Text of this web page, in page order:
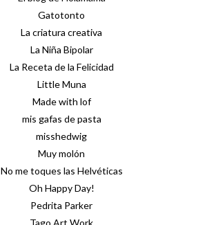
Gatotonto
La criatura creativa
La Niña Bipolar
La Receta de la Felicidad
Little Muna
Made with lof
mis gafas de pasta
misshedwig
Muy molón
No me toques las Helvéticas
Oh Happy Day!
Pedrita Parker